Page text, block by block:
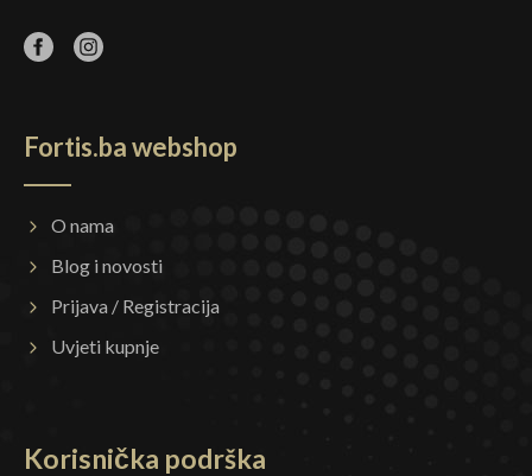
Fortis.ba webshop
O nama
Blog i novosti
Prijava / Registracija
Uvjeti kupnje
Korisnička podrška